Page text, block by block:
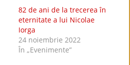
82 de ani de la trecerea în
eternitate a lui Nicolae
Iorga
24 noiembrie 2022
În „Evenimente”